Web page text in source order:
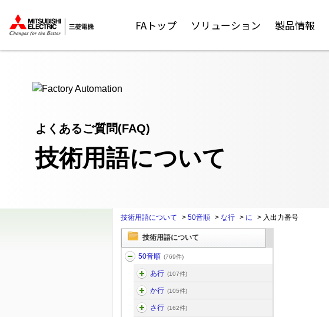
FAトップ ソリューション 製品情報
よくあるご質問(FAQ)
技術用語について
技術用語について > 50音順 > な行 > に > 入出力番号
技術用語について
50音順 (769件)
あ行 (107件)
か行 (105件)
さ行 (162件)